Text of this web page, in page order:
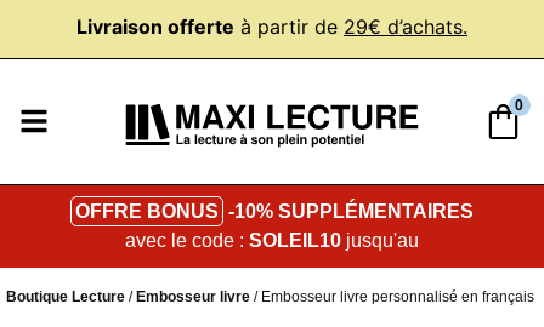
Livraison offerte à partir de 29€ d’achats.
0
OFFRE BONUS -10% SUPPLÉMENTAIRES
avec le code : SOLEIL10 jusqu'au
Boutique Lecture /Embosseur livre / Embosseur livre personnalisé en français